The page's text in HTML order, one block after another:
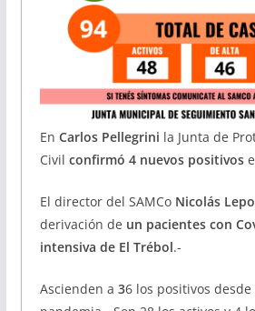
En Carlos Pellegrini la Junta de
Civil confirmó 4 nuevos positivos
El director del SAMCo Nicolás
derivación de un pacientes con
intensiva de El Trébol.-
Ascienden a 36 los positivos